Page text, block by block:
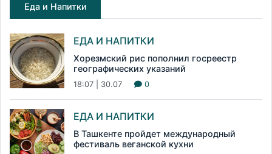
Еда и Напитки
ЕДА И НАПИТКИ
Хорезмский рис пополнил госреестр
географических указаний
18:07 | 30.07 0
ЕДА И НАПИТКИ
В Ташкенте пройдет международный
фестиваль веганской кухни